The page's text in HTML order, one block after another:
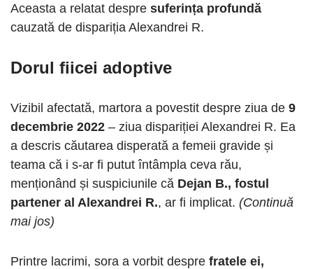
Aceasta a relatat despre suferința profundă
cauzată de dispariția Alexandrei R.
Dorul fiicei adoptive
Vizibil afectată, martora a povestit despre ziua de 9
decembrie 2022 – ziua dispariției Alexandrei R. Ea
a descris căutarea disperată a femeii gravide și
teama că i s-ar fi putut întâmpla ceva rău,
menționând și suspiciunile că Dejan B., fostul
partener al Alexandrei R., ar fi implicat. (Continuă
mai jos)
Printre lacrimi, sora a vorbit despre fratele ei,